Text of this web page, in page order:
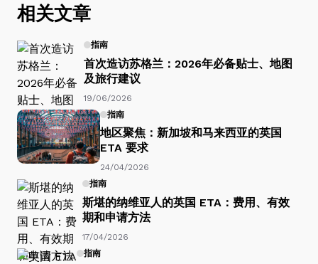
相关文章
指南
首次造访苏格兰：2026年必备贴士、地图
及旅行建议
19/06/2026
指南
地区聚焦：新加坡和马来西亚的英国
ETA 要求
24/04/2026
指南
斯堪的纳维亚人的英国 ETA：费用、有效
期和申请方法
17/04/2026
指南